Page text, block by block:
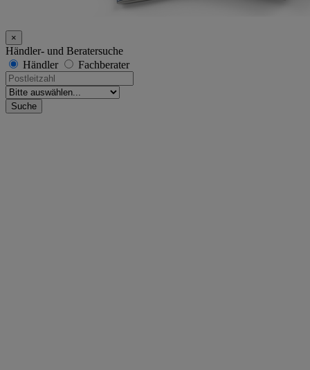
×
Händler- und Beratersuche
Händler
Fachberater